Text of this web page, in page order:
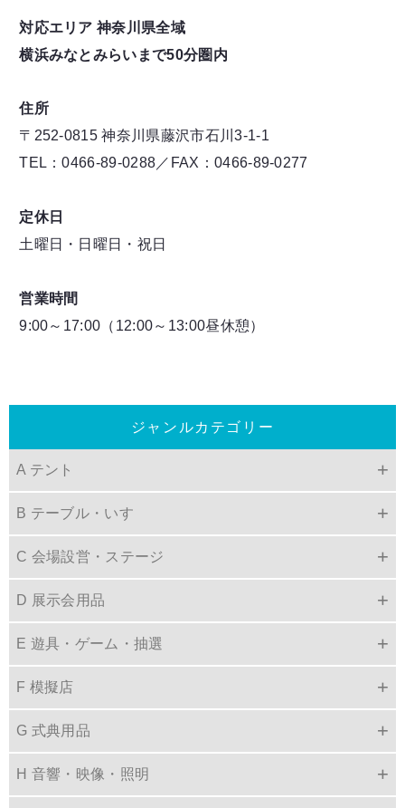
ジャンルカテゴリー
A テント
B テーブル・いす
C 会場設営・ステージ
D 展示会用品
E 遊具・ゲーム・抽選
F 模擬店
G 式典用品
H 音響・映像・照明
対応エリア 神奈川県全域
横浜みなとみらいまで50分圏内
住所
〒252-0815 神奈川県藤沢市石川3-1-1
TEL：0466-89-0288／FAX：0466-89-0277
定休日
土曜日・日曜日・祝日
営業時間
9:00～17:00（12:00～13:00昼休憩）